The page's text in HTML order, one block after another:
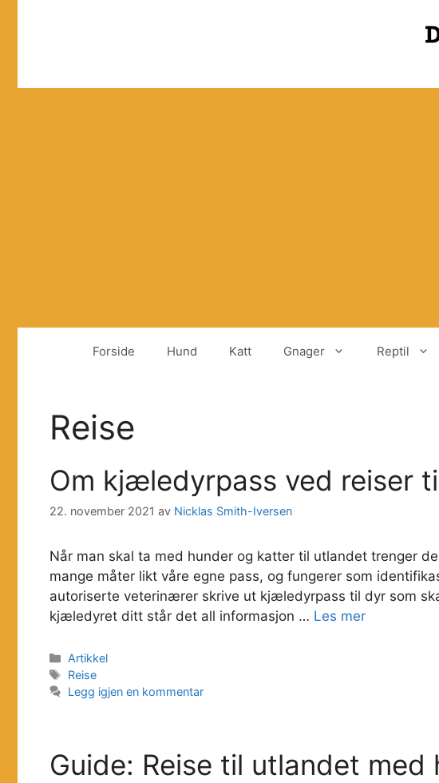
Forside Hund Katt Gnager Reptil
Reise
Om kjæledyrpass ved reiser
22. november 2021 av Nicklas Smith-Iversen
Når man skal ta med hunder og katter til utlandet trenger
mange måter likt våre egne pass, og fungerer som
autoriserte veterinærer skrive ut kjæledyrpass til dyr som
kjæledyret ditt står det all informasjon … Les mer
Kategorier
Artikkel
Stikkord
Reise
Legg igjen en kommentar
Guide: Reise til utlandet med